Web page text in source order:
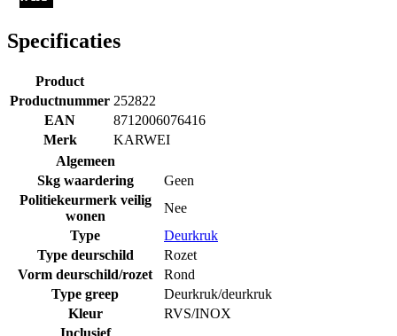
Specificaties
Product
Productnummer 252822
EAN
8712006076416
Merk
KARWEI
Algemeen
Skg waardering
Geen
Politiekeurmerk veilig
wonen
Nee
Type
Deurkruk
Type deurschild
Rozet
Vorm deurschild/rozet
Rond
Type greep
Deurkruk/deurkruk
Kleur
RVS/INOX
Inclusief